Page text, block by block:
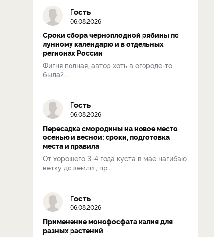
Гость
06.08.2026
Сроки сбора черноплодной рябины по
лунному календарю и в отдельных
регионах России
Фигня полная, автор хоть в огороде-то
была?...
Гость
06.08.2026
Пересадка смородины на новое место
осенью и весной: сроки, подготовка
места и правила
От хорошего 3-4 года куста в мае нагибаю
ветку до земли , пр...
Гость
06.08.2026
Применение монофосфата калия для
разных растений